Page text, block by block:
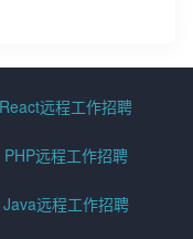
React远程工作招聘
PHP远程工作招聘
Java远程工作招聘